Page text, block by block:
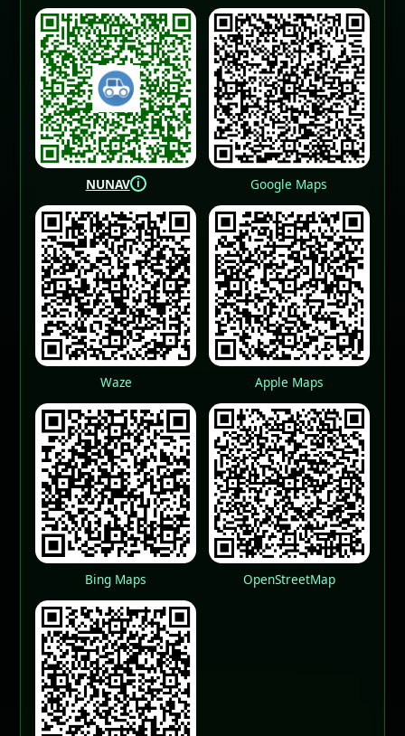
NUNAV i Google Maps
Waze Apple Maps
Bing Maps OpenStreetMap